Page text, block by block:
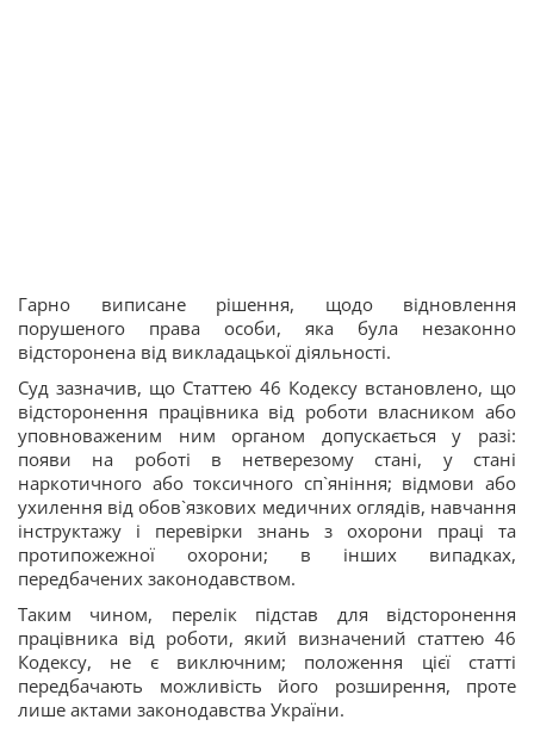
Гарно виписане рішення, щодо відновлення
порушеного права особи, яка була незаконно
відсторонена від викладацької діяльності.
Суд зазначив, що Статтею 46 Кодексу встановлено, що
відсторонення працівника від роботи власником або
уповноваженим ним органом допускається у разі:
появи на роботі в нетверезому стані, у стані
наркотичного або токсичного сп`яніння; відмови або
ухилення від обов`язкових медичних оглядів, навчання
інструктажу і перевірки знань з охорони праці та
протипожежної охорони; в інших випадках,
передбачених законодавством.
Таким чином, перелік підстав для відсторонення
працівника від роботи, який визначений статтею 46
Кодексу, не є виключним; положення цієї статті
передбачають можливість його розширення, проте
лише актами законодавства України.